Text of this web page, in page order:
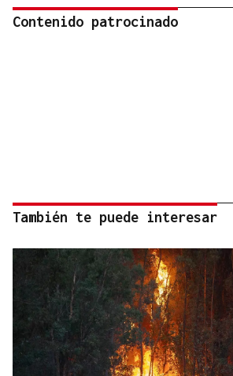
Contenido patrocinado
También te puede interesar